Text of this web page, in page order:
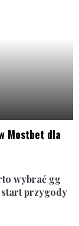
Mostbet dla
wybrać gg
przygody